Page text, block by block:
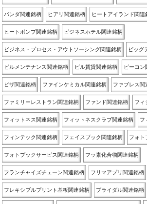
パンダ関連銘柄 ヒアリ関連銘柄 ヒートアイランド関連
ヒートポンプ関連銘柄 ビジネスホテル関連銘柄
ビジネス・プロセス・アウトソーシング関連銘柄 ビッグ
ビルメンテナンス関連銘柄 ビル賃貸関連銘柄 ビーコン
ピザ関連銘柄 ファインケミカル関連銘柄 ファブレス関
ファミリーレストラン関連銘柄 ファンド関連銘柄 フィ
フィットネス関連銘柄 フィットネスクラブ関連銘柄 フ
フィンテック関連銘柄 フェイスブック関連銘柄 フォト
フォトブックサービス関連銘柄 フッ素化合物関連銘柄
フランチャイズチェーン関連銘柄 フリマアプリ関連銘柄
フレキシブルプリント基板関連銘柄 ブライダル関連銘柄